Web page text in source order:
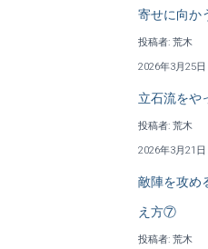
寄せに向か
投稿者: 荒木
2026年3月25日
立石流をや
投稿者: 荒木
2026年3月21日
敵陣を攻め
え方⑦
投稿者: 荒木